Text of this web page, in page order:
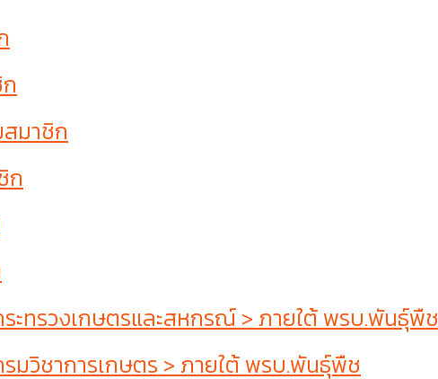
มาชิก
ก
ระทรวงเกษตรและสหกรณ์ > ภายใต้ พรบ.พันธุ์พืช
รมวิชาการเกษตร > ภายใต้ พรบ.พันธุ์พืช